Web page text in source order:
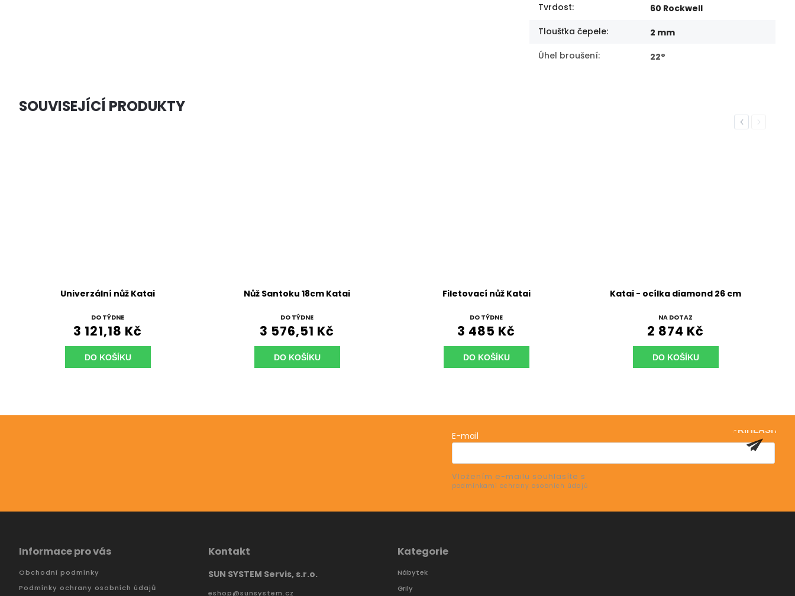
Tvrdost:
60 Rockwell
Tloušťka čepele:
2 mm
Úhel broušení: 22°
SOUVISEJÍCÍ PRODUKTY
Previous
Univerzální nůž Katai
DO TÝDNE
3 121,18 Kč
DO KOŠÍKU
Nůž Santoku 18cm Katai
DO TÝDNE
3 576,51 Kč
DO KOŠÍKU
Filetovací nůž Katai
DO TÝDNE
3 485 Kč
DO KOŠÍKU
Katai - ocílka diamond 26 cm
NA DOTAZ
2 874 Kč
DO KOŠÍKU
Next
E-mail
Vložením e-mailu souhlasíte s
podmínkami ochrany osobních údajů
PŘIHLÁSIT
Informace pro vás
Obchodní podmínky
Podmínky ochrany osobních údajů
Kontakt
SUN SYSTEM Servis, s.r.o.
eshop@sunsystem.cz
Kategorie
Nábytek
Grily